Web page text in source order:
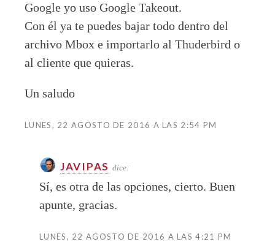
Google yo uso Google Takeout.
Con él ya te puedes bajar todo dentro del
archivo Mbox e importarlo al Thuderbird o
al cliente que quieras.
Un saludo
LUNES, 22 AGOSTO DE 2016 A LAS 2:54 PM
JAVIPAS dice:
Sí, es otra de las opciones, cierto. Buen
apunte, gracias.
LUNES, 22 AGOSTO DE 2016 A LAS 4:21 PM